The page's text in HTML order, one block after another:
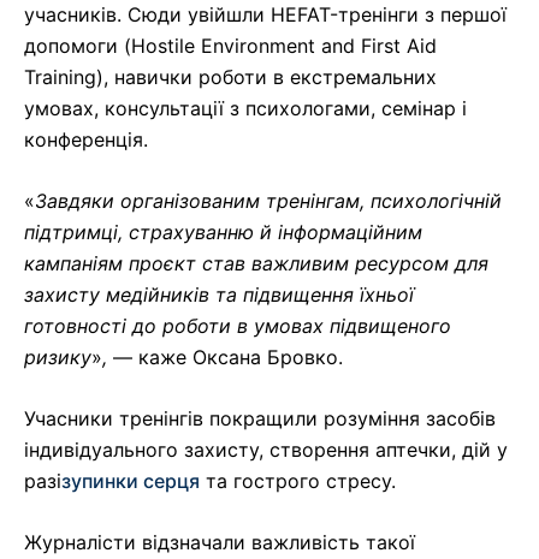
учасників. Сюди увійшли HEFAT-тренінги з першої
допомоги (Hostile Environment and First Aid
Training), навички роботи в екстремальних
умовах, консультації з психологами, семінар і
конференція.
«Завдяки організованим тренінгам, психологічній
підтримці, страхуванню й інформаційним
кампаніям проєкт став важливим ресурсом для
захисту медійників та підвищення їхньої
готовності до роботи в умовах підвищеного
ризику», — каже Оксана Бровко.
Учасники тренінгів покращили розуміння засобів
індивідуального захисту, створення аптечки, дій у
разізупинки серця та гострого стресу.
Журналісти відзначали важливість такої